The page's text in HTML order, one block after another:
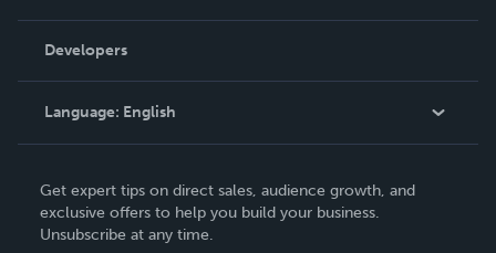
Podcast
Order Lookup
Knowledge Base
Contact Support
Developers
Language: English
Deutsch
Français
Get expert tips on direct sales, audience growth, and
exclusive offers to help you build your business.
Unsubscribe at any time.